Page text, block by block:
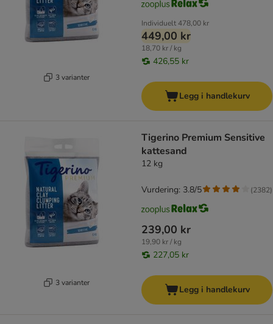
3 varianter
Individuelt478,00 kr
449,00 kr
18,70 kr / kg
426,55 kr
Legg i handlekurv
3 varianter
Tigerino Premium Sensitive
kattesand
12 kg
239,00 kr
19,90 kr / kg
227,05 kr
Vurdering: 3.8/5 (2382)
Legg i handlekurv